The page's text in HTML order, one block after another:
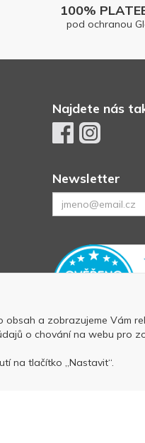
100%
pod ochranou
Najdete nás
Newsletter
obsah a zobrazujeme Vám
o chování na webu pro
na tlačítko „Nastavit“.